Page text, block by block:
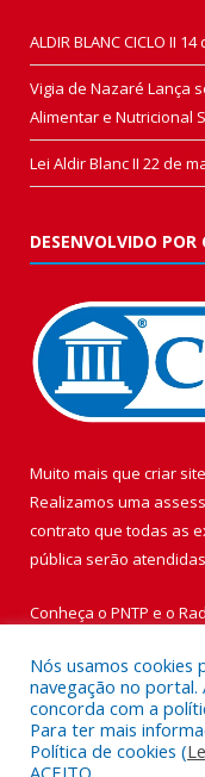
ALDIR BLANC CICLO II 14
Vigia de Nazaré Lança
Alimentar e Nutricional
Lei Aldir Blanc II 22 de
DESENVOLVIDO POR
Muito mais que criar site
Realizamos uma
contrato que todas as
pública serão
Conheça o PNTP e o
Todos os direitos
Nós usamos cookies
navegação no
concorda com a
Para ter mais
Política de cookies (
ACEITO.